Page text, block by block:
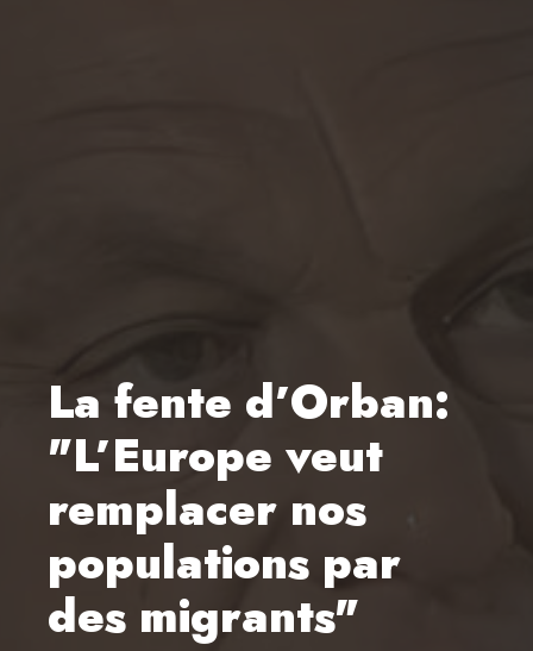
La fente d’Orban:
"L’Europe veut
remplacer nos
populations par
des migrants"